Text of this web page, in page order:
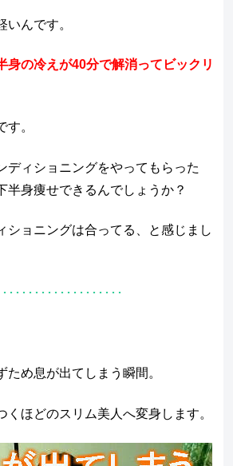
いんです。
身の冷えが40分で解消ってビックリ
す。
ディショニングをやってもらった
半身痩せできるんでしょうか？
ショニングは合ってる、と感じまし
･･････････････････
ため息が出てしまう瞬間。
くほどのスリム美人へ変身します。